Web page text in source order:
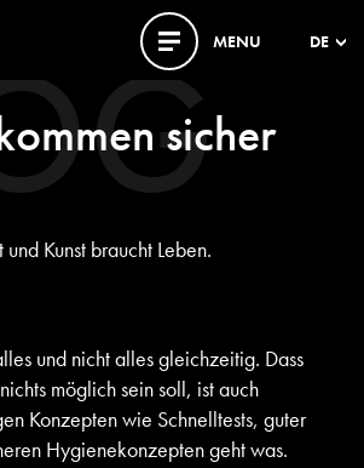
MENU DE
sicher
und Kunst braucht Leben.
und nicht alles gleichzeitig. Dass
möglich sein soll, ist auch
Konzepten wie Schnelltests, guter
Hygienekonzepten geht was.